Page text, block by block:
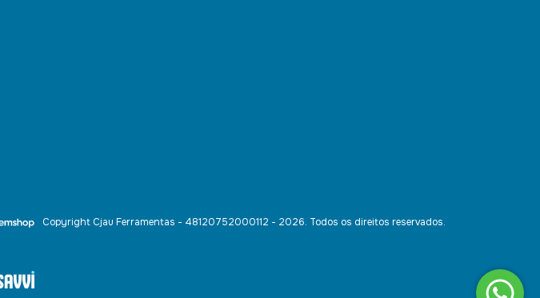
Copyright Cjau Ferramentas - 48120752000112 - 2026. Todos os direitos reservados.